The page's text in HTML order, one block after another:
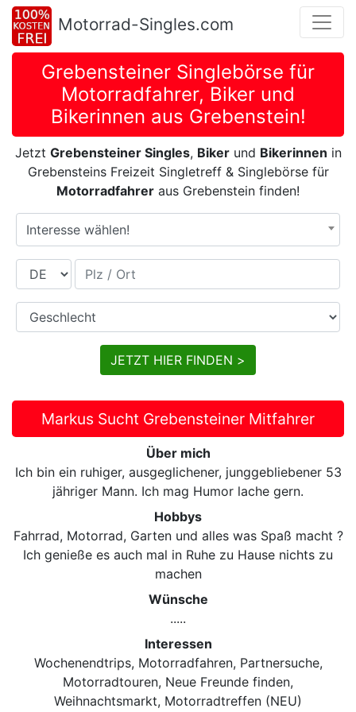
Motorrad-Singles.com
Grebensteiner Singlebörse für
Motorradfahrer, Biker und
Bikerinnen aus Grebenstein!
Jetzt Grebensteiner Singles, Bikerund Bikerinnen in
Grebensteins Freizeit Singletreff & Singlebörse für
Motorradfahrer aus Grebenstein finden!
Interesse wählen!
Land Plz / Ort
Geschlecht
JETZT HIER FINDEN >
Markus Sucht Grebensteiner Mitfahrer
Über mich
Ich bin ein ruhiger, ausgeglichener, junggebliebener 53
jähriger Mann. Ich mag Humor lache gern.
Hobbys
Fahrrad, Motorrad, Garten und alles was Spaß macht ?
Ich genieße es auch mal in Ruhe zu Hause nichts zu
machen
Wünsche
.....
Interessen
Wochenendtrips, Motorradfahren, Partnersuche,
Motorradtouren, Neue Freunde finden,
Weihnachtsmarkt, Motorradtreffen (NEU)